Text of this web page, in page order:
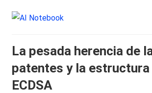
La pesada herencia de
patentes y la estructura
ECDSA